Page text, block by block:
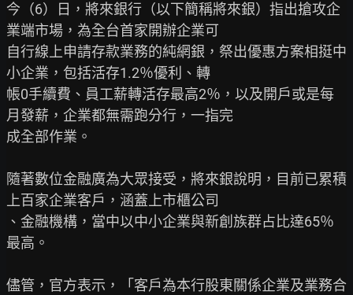
今（6）日，將來銀行（以下簡稱將來銀）指出搶攻企
業端市場，為全台首家開辦企業可
自行線上申請存款業務的純網銀，祭出優惠方案相挺中
小企業，包括活存1.2％優利、轉
帳0手續費、員工薪轉活存最高2％，以及開戶或是每
月發薪，企業都無需跑分行，一指完
成全部作業。
隨著數位金融廣為大眾接受，將來銀說明，目前已累積
上百家企業客戶，涵蓋上市櫃公司
、金融機構，當中以中小企業與新創族群占比達65％
最高。
儘管，官方表示，「客戶為本行股東關係企業及業務合